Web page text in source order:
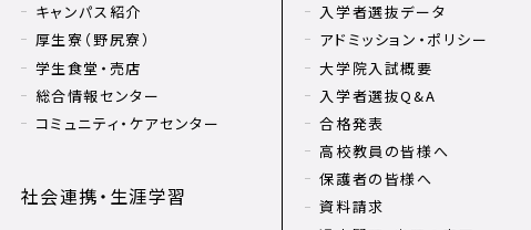
キャンパス紹介
厚生寮（野尻寮）
学生食堂・売店
総合情報センター
コミュニティ・ケアセンター
社会連携・生涯学習
入学者選抜データ
アドミッション・ポリシー
大学院入試概要
入学者選抜Q&A
合格発表
高校教員の皆様へ
保護者の皆様へ
資料請求